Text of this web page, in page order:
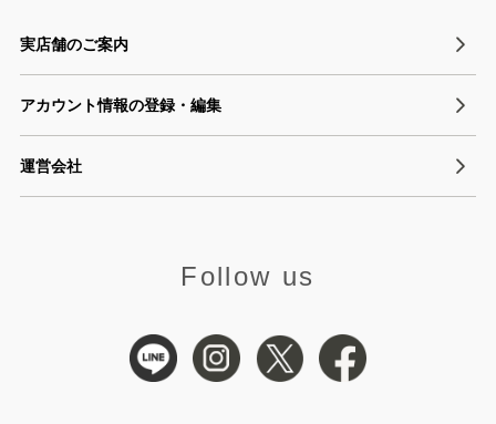
実店舗のご案内
アカウント情報の登録・編集
運営会社
Follow us